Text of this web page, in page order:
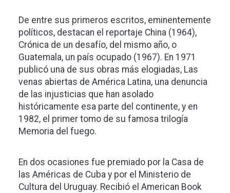
De entre sus primeros escritos, eminentemente
políticos, destacan el reportaje China (1964),
Crónica de un desafío, del mismo año, o
Guatemala, un país ocupado (1967). En 1971
publicó una de sus obras más elogiadas, Las
venas abiertas de América Latina, una denuncia
de las injusticias que han asolado
históricamente esa parte del continente, y en
1982, el primer tomo de su famosa trilogía
Memoria del fuego.
En dos ocasiones fue premiado por la Casa de
las Américas de Cuba y por el Ministerio de
Cultura del Uruguay. Recibió el American Book